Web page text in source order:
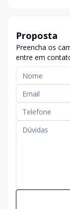
Proposta
Preencha os
entre em